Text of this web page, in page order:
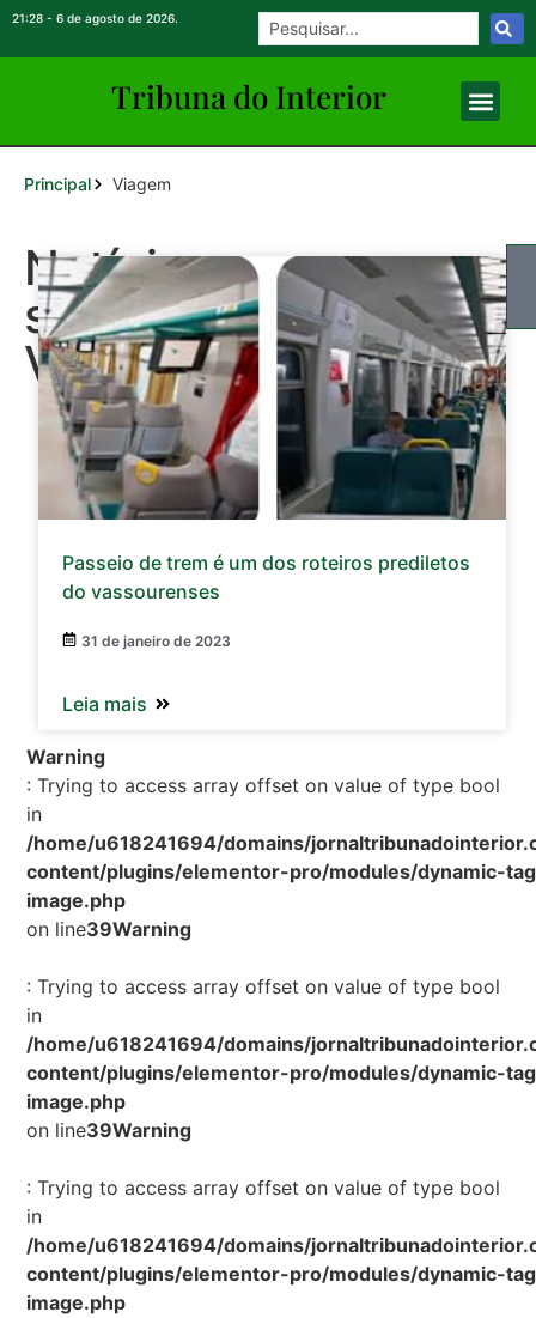
21:28 - 6 de agosto de 2026.
Tribuna do Interior
Principal Viagem
Notícias
sobre:
Viagem
Passeio de trem é um dos roteiros prediletos
do vassourenses
31 de janeiro de 2023
Leia mais
Warning
: Trying to access array offset on value of type bool
in
/home/u618241694/domains/
content/plugins/elementor-pro/modules/dynamic-
image.php
on line39Warning
: Trying to access array offset on value of type bool
in
/home/u618241694/domains/
content/plugins/elementor-pro/modules/dynamic-
image.php
on line39Warning
: Trying to access array offset on value of type bool
in
/home/u618241694/domains/
content/plugins/elementor-pro/modules/dynamic-
image.php